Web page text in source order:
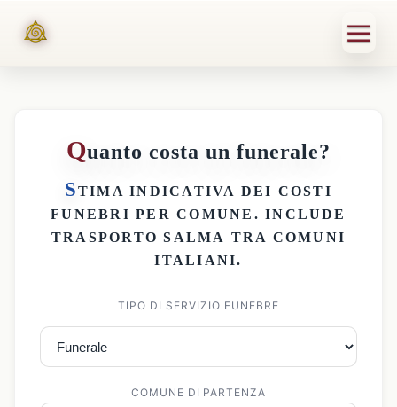
Quanto costa un funerale?
STIMA INDICATIVA DEI COSTI
FUNEBRI PER COMUNE . INCLUDE
TRASPORTO SALMA TRA COMUNI
ITALIANI.
TIPO DI SERVIZIO FUNEBRE
COMUNE DI PARTENZA